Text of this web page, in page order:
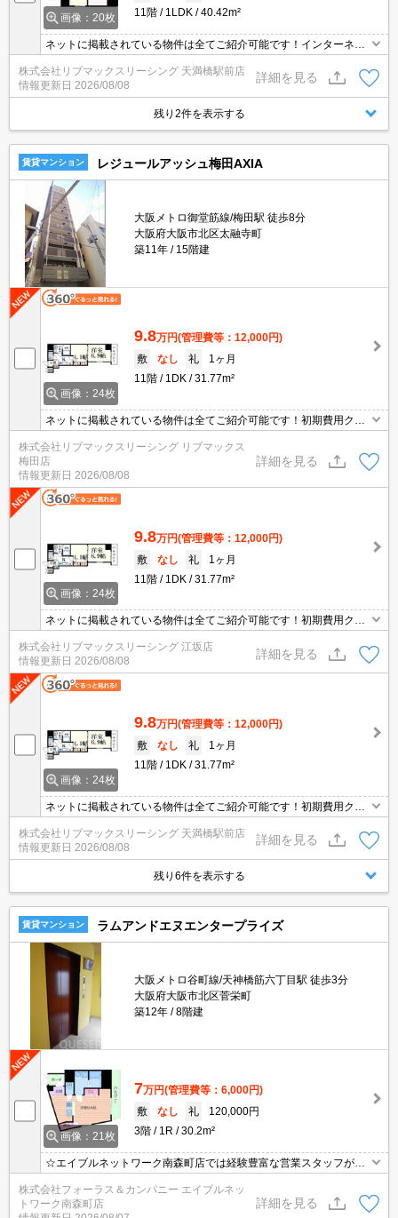
画像：20枚
11階
1LDK 40.42m²
ネットに掲載されている物件は全てご紹介可能です！インターネッ
ト無料★初期費用クレジット決済可★弊社は天満橋駅前店、新大阪
駅前店、梅田店、江坂店、四ツ橋店ご希望の店舗でご対応可能です
★女性スタッフ・ベテランスタッフ在籍★何でもご相談ください。
内見代行・写真撮影/動画撮影/WEB契約等来店不要でご契約可能で
株式会社リブマックスリーシング 天満橋駅前店
情報更新日 2026/08/08
詳細を見る
残り2件を表示する
賃貸マンション レジュールアッシュ梅田AXIA
大阪メトロ御堂筋線/梅田駅 徒歩8分
大阪府大阪市北区太融寺町
築11年
15階建
画像：24枚
9.8万円(管理費等：12,000円)
敷
なし 礼
1ヶ月
11階
1DK 31.77m²
ネットに掲載されている物件は全てご紹介可能です！初期費用クレ
ジット決済可★フレッツ光ネクスト対応★人気の分譲マンション★
弊社は天満橋駅前店、新大阪駅前店、梅田店、江坂店、四ツ橋店ご
希望の店舗でご対応可能です★女性スタッフ・ベテランスタッフ在
籍★内見代行・写真撮影/動画撮影/WEB契約等来店不要でご契約可
能です。
株式会社リブマックスリーシング リブマックス
梅田店
情報更新日 2026/08/08
詳細を見る
画像：24枚
9.8万円(管理費等：12,000円)
敷
なし 礼
1ヶ月
11階
1DK 31.77m²
ネットに掲載されている物件は全てご紹介可能です！初期費用クレ
弊社は天満橋駅前店、新大阪駅前店、梅田店、江坂店、四ツ橋店ご
希望の店舗でご対応可能です★女性スタッフ・ベテランスタッフ在
籍★内見代行・写真撮影/動画撮影/WEB契約等来店不要でご契約可
能です。
株式会社リブマックスリーシング 江坂店
情報更新日 2026/08/08
詳細を見る
画像：24枚
9.8万円(管理費等：12,000円)
敷
なし 礼
1ヶ月
11階
1DK 31.77m²
ネットに掲載されている物件は全てご紹介可能です！初期費用クレ
ジット決済可★フレッツ光ネクスト対応★人気の分譲マンション★
弊社は天満橋駅前店、新大阪駅前店、梅田店、江坂店、四ツ橋店ご
希望の店舗でご対応可能です★女性スタッフ・ベテランスタッフ在
籍★内見代行・写真撮影/動画撮影/WEB契約等来店不要でご契約可
株式会社リブマックスリーシング 天満橋駅前店
情報更新日 2026/08/08
詳細を見る
残り6件を表示する
賃貸マンション ラムアンドエヌエンタープライズ
大阪メトロ谷町線/天神橋筋六丁目駅 徒歩3分
大阪府大阪市北区菅栄町
築12年
8階建
画像：21枚
7万円(管理費等：6,000円)
敷
なし 礼
120,000円
3階
1R 30.2m²
☆エイブルネットワーク南森町店では経験豊富な営業スタッフが多
数在籍しており、全力でサポートさせて頂きます☆ご希望の物件の
現地付近にて待ち合わせをさせていただきご内覧いただくサービス
や、主要駅までのお迎えサービスも実施中です☆詳しくは「エイブ
株式会社フォーラス＆カンパニー エイブルネッ
トワーク南森町店
詳細を見る